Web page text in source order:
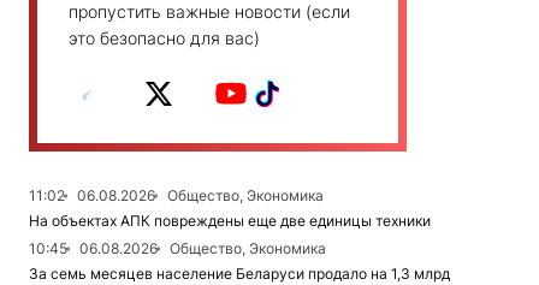
пропустить важные новости (если
это безопасно для вас)
11:02 06.08.2026
Общество, Экономика
На объектах АПК повреждены еще две единицы техники
10:45
06.08.2026
Общество, Экономика
За семь месяцев население Беларуси продало на 1,3 млрд